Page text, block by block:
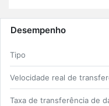
de en­trada: 0.5 A.
Re­cetor e
Mbit/s;
Wi-Fi Tri-
802.11a,
Desempenho
Tipo
Ve­lo­ci­dade real de
Taxa de trans­fe­rência de